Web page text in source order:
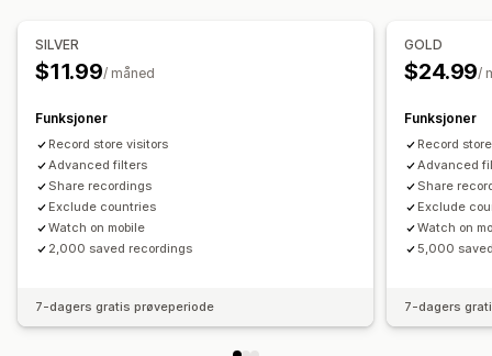
SILVER
$11.99/ måned
Funksjoner
Record store visitors
Advanced filters
Share recordings
Exclude countries
Watch on mobile
2,000 saved recordings
7-dagers gratis prøveperiode
GOLD
$24.99/
Funksjoner
Record
Advanced
Share
Exclude
Watch on
5,000
7-dagers